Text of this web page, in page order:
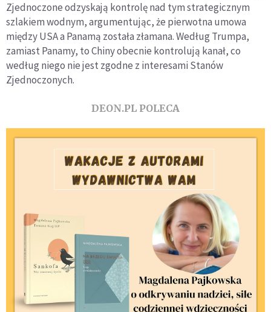
Zjednoczone odzyskają kontrolę nad tym strategicznym
szlakiem wodnym, argumentując, że pierwotna umowa
między USA a Panamą została złamana. Według Trumpa,
zamiast Panamy, to Chiny obecnie kontrolują kanał, co
według niego nie jest zgodne z interesami Stanów
Zjednoczonych.
DEON.PL POLECA